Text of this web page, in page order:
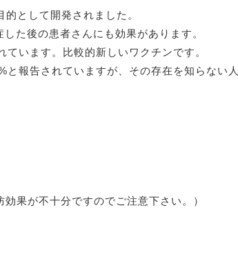
として開発されました。
た後の患者さんにも効果があります。
います。比較的新しいワクチンです。
報告されていますが、その存在を知らない人
果が不十分ですのでご注意下さい。）